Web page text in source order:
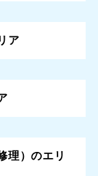
ア
理）のエリ